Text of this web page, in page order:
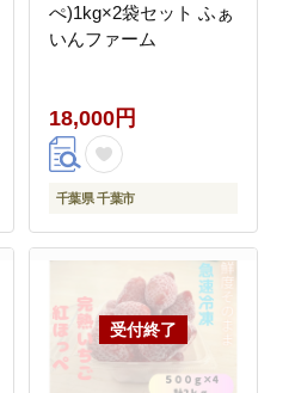
ぺ)1kg×2袋セット ふぁ
いんファーム
18,000円
千葉県 千葉市